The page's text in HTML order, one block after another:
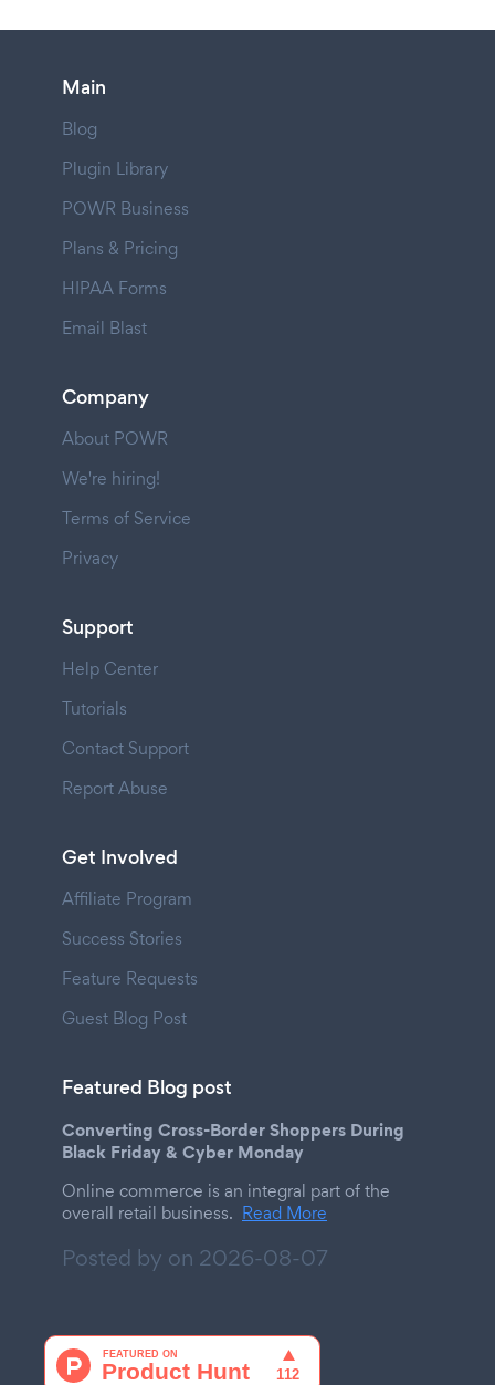
Main
Blog
Plugin Library
POWR Business
Plans & Pricing
HIPAA Forms
Email Blast
Company
About POWR
We're hiring!
Terms of Service
Privacy
Support
Help Center
Tutorials
Contact Support
Report Abuse
Get Involved
Affiliate Program
Success Stories
Feature Requests
Guest Blog Post
Featured Blog post
Converting Cross-Border Shoppers During
Black Friday & Cyber Monday
Online commerce is an integral part of the
overall retail business. Read More
Posted by on 2026-08-07